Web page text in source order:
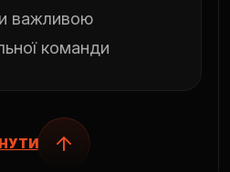
важливою
команди